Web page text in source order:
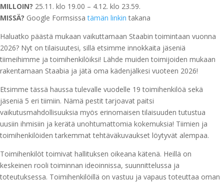
MILLOIN? 25.11. klo 19.00 – 4.12. klo 23.59.
MISSÄ? Google Formsissatämän linkin takana
Haluatko päästä mukaan vaikuttamaan Staabin toimintaan vuonna
2026? Nyt on tilaisuutesi, sillä etsimme innokkaita jäseniä
tiimeihimme ja toimihenkilöiksi! Lähde muiden toimijoiden mukaan
rakentamaan Staabia ja jätä oma kädenjälkesi vuoteen 2026!
Etsimme tässä haussa tulevalle vuodelle 19 toimihenkilöä sekä
jäseniä 5 eri tiimiin. Nämä pestit tarjoavat paitsi
vaikutusmahdollisuuksia myös erinomaisen tilaisuuden tutustua
uusiin ihmisiin ja kerätä unohtumattomia kokemuksia! Tiimien ja
toimihenkilöiden tarkemmat tehtäväkuvaukset löytyvät alempaa.
Toimihenkilöt toimivat hallituksen oikeana kätenä. Heillä on
keskeinen rooli toiminnan ideoinnissa, suunnittelussa ja
toteutuksessa. Toimihenkilöillä on vastuu ja vapaus toteuttaa oman